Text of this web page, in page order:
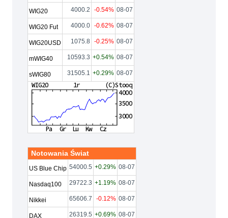
WIG20 4000.2 -0.54% 08-07
WIG20 Fut 4000.0 -0.62% 08-07
WIG20USD 1075.8 -0.25% 08-07
mWIG40 10593.3 +0.54% 08-07
sWIG80 31505.1 +0.29% 08-07
Notowania Świat
US Blue Chip 54000.5 +0.29% 08-07
Nasdaq100 29722.3 +1.19% 08-07
Nikkei 65606.7 -0.12% 08-07
DAX 26319.5 +0.69% 08-07